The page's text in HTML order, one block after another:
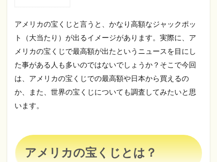
1.1
リカ
の宝
と
は？
1.1.1
1.1.1.1
パワーボ
アメリカの宝くじと言うと、かなり高額なジャックポッ
ト（大当たり）が出るイメージがあります。実際に、ア
メリカの宝くじで最高額が出たというニュースを目にし
た事がある人も多いのではないでしょうか？そこで今回
は、アメリカの宝くじでの最高額や日本から買えるの
か、また、世界の宝くじについても調査してみたいと思
います。
アメリカの宝くじとは？